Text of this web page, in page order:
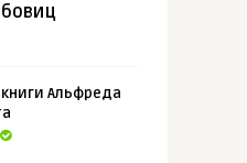
Альфреда